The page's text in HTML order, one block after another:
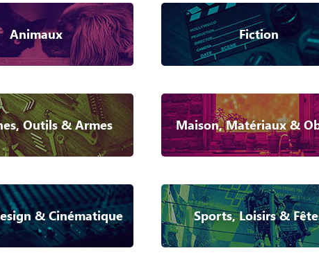
Animaux Fiction
Outils & Armes Maison, Matériaux &
& Cinématique Sports, Loisirs &